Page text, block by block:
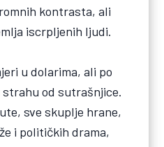
kontrasta, ali
iscrpljenih ljudi.
u dolarima, ali po
strahu od sutrašnjice.
sve skuplje hrane,
i političkih drama,